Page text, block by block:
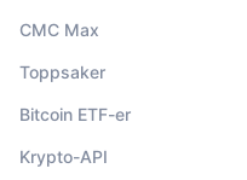
CMC Max
Toppsaker
Bitcoin ETF-er
Krypto-API